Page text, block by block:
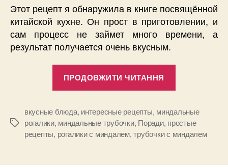
Этот рецепт я обнаружила в книге посвящённой
китайской кухне. Он прост в приготовлении, и
сам процесс не займет много времени, а
результат получается очень вкусным.
ПРОДОВЖИТИ ЧИТАННЯ
Позначки
вкусные блюда, интересные рецепты, миндальные
рогалики, миндальные трубочки, Поради, простые
рецепты, рогалики с миндалем,трубочки с миндалем